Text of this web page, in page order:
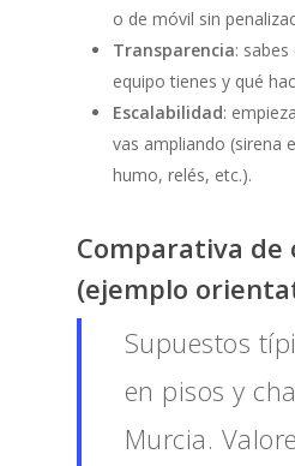
o de móvil sin
Transparencia:
equipo tienes y qué
Escalabilidad:
vas ampliando (sirena
humo, relés, etc.).
Comparativa de
(ejemplo
Supuestos
en pisos y
Murcia.